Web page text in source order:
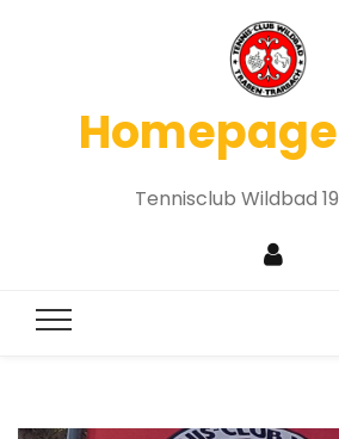
Tennisclub Wildbad